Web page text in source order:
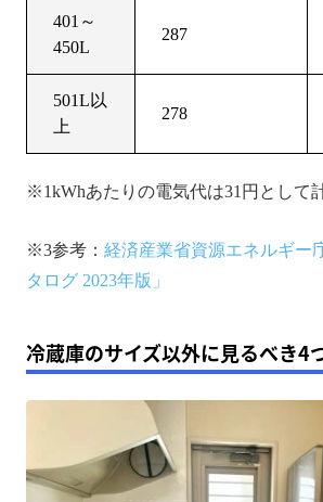
401～
450L
287
501L以
上
278
※1kWhあたりの電気代は31円として
※3参考： 経済産業省資源エネルギー
タログ 2023年版」
冷蔵庫のサイズ以外に見るべき4